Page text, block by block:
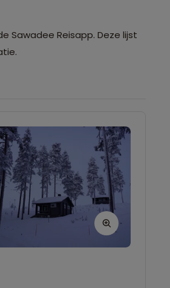
Sawadee Reisapp. Deze lijst